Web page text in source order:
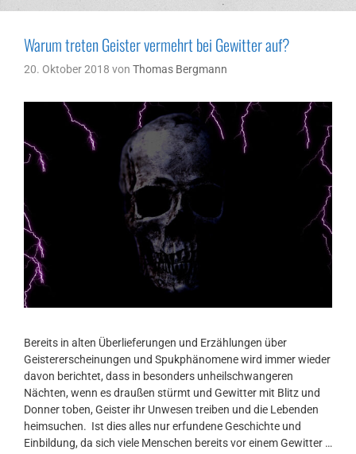
Warum treten Geister vermehrt bei Gewitter auf?
20. Oktober 2018 von Thomas Bergmann
Bereits in alten Überlieferungen und Erzählungen über
Geistererscheinungen und Spukphänomene wird immer wieder
davon berichtet, dass in besonders unheilschwangeren
Nächten, wenn es draußen stürmt und Gewitter mit Blitz und
Donner toben, Geister ihr Unwesen treiben und die Lebenden
heimsuchen. Ist dies alles nur erfundene Geschichte und
Einbildung, da sich viele Menschen bereits vor einem Gewitter …